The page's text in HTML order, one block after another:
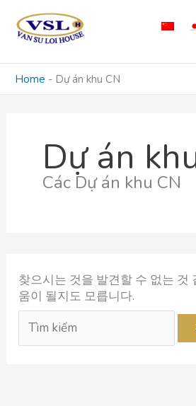
Home - Dự án khu CN
Dự án
Các Dự án khu CN
찾으시는 것을 발견할 수 없는 것
움이 될지도 모릅니다.
색
대